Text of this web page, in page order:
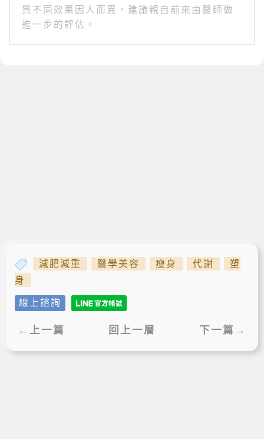
質不同效果因人而異，建議親自前來由醫師做
進一步的評估。
減肥減重 醫學美容 瘦身 代謝
塑
身
線上諮詢
←上一篇 回上一層 下一篇→